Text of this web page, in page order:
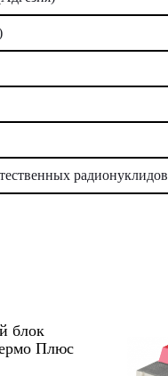
радионуклидов
блок
Плюс